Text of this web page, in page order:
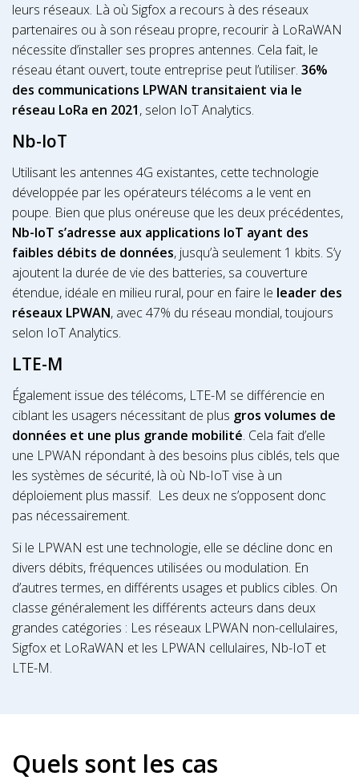
leurs réseaux. Là où Sigfox a recours à des réseaux
partenaires ou à son réseau propre, recourir à LoRaWAN
nécessite d’installer ses propres antennes. Cela fait, le
réseau étant ouvert, toute entreprise peut l’utiliser. 36%
des communications LPWAN transitaient via le
réseau LoRa en 2021, selon IoT Analytics.
Nb-IoT
Utilisant les antennes 4G existantes, cette technologie
développée par les opérateurs télécoms a le vent en
poupe. Bien que plus onéreuse que les deux précédentes,
Nb-IoT s’adresse aux applications IoT ayant des
faibles débits de données, jusqu’à seulement 1 kbits. S’y
ajoutent la durée de vie des batteries, sa couverture
étendue, idéale en milieu rural, pour en faire le leader des
réseaux LPWAN, avec 47% du réseau mondial, toujours
selon IoT Analytics.
LTE-M
Également issue des télécoms, LTE-M se différencie en
ciblant les usagers nécessitant de plus gros volumes de
données et une plus grande mobilité. Cela fait d’elle
une LPWAN répondant à des besoins plus ciblés, tels que
les systèmes de sécurité, là où Nb-IoT vise à un
déploiement plus massif. Les deux ne s’opposent donc
pas nécessairement.
Si le LPWAN est une technologie, elle se décline donc en
divers débits, fréquences utilisées ou modulation. En
d’autres termes, en différents usages et publics cibles. On
classe généralement les différents acteurs dans deux
grandes catégories : Les réseaux LPWAN non-cellulaires,
Sigfox et LoRaWAN et les LPWAN cellulaires, Nb-IoT et
LTE-M.
Quels sont les cas